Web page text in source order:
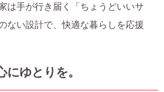
は手が行き届く「ちょうどいいサ
ない設計で、快適な暮らしを応援
にゆとりを。